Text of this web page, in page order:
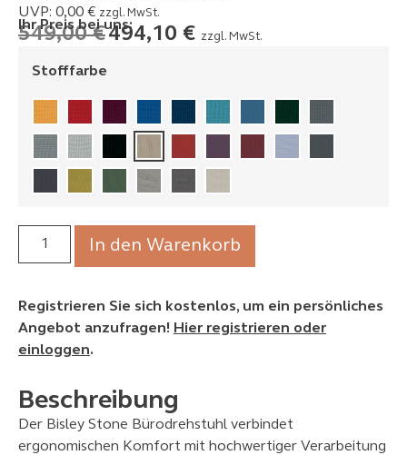
UVP: 0,00 € zzgl. MwSt.
Ihr Preis bei uns:
549,00€494,10 € zzgl. MwSt.
Stofffarbe
In den Warenkorb
Registrieren Sie sich kostenlos, um ein persönliches
Angebot anzufragen! Hier registrieren oder
einloggen.
Beschreibung
Der Bisley Stone Bürodrehstuhl verbindet
ergonomischen Komfort mit hochwertiger Verarbeitung